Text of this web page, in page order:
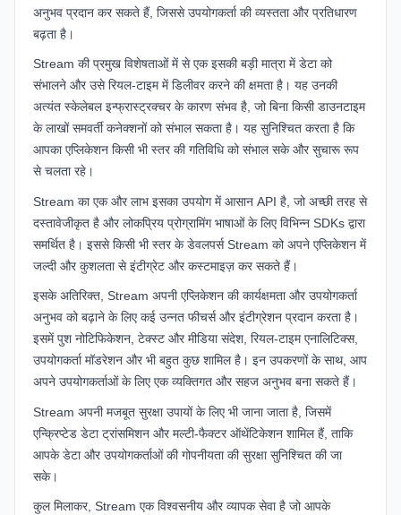
अनुभव प्रदान कर सकते हैं, जिससे उपयोगकर्ता की व्यस्तता और प्रतिधारण
बढ़ता है।
Stream की प्रमुख विशेषताओं में से एक इसकी बड़ी मात्रा में डेटा को
संभालने और उसे रियल-टाइम में डिलीवर करने की क्षमता है। यह उनकी
अत्यंत स्केलेबल इन्फ्रास्ट्रक्चर के कारण संभव है, जो बिना किसी डाउनटाइम
के लाखों समवर्ती कनेक्शनों को संभाल सकता है। यह सुनिश्चित करता है कि
आपका एप्लिकेशन किसी भी स्तर की गतिविधि को संभाल सके और सुचारू रूप
से चलता रहे।
Stream का एक और लाभ इसका उपयोग में आसान API है, जो अच्छी तरह से
दस्तावेजीकृत है और लोकप्रिय प्रोग्रामिंग भाषाओं के लिए विभिन्न SDKs द्वारा
समर्थित है। इससे किसी भी स्तर के डेवलपर्स Stream को अपने एप्लिकेशन में
जल्दी और कुशलता से इंटीग्रेट और कस्टमाइज़ कर सकते हैं।
इसके अतिरिक्त, Stream अपनी एप्लिकेशन की कार्यक्षमता और उपयोगकर्ता
अनुभव को बढ़ाने के लिए कई उन्नत फीचर्स और इंटीग्रेशन प्रदान करता है।
इसमें पुश नोटिफिकेशन, टेक्स्ट और मीडिया संदेश, रियल-टाइम एनालिटिक्स,
उपयोगकर्ता मॉडरेशन और भी बहुत कुछ शामिल है। इन उपकरणों के साथ, आप
अपने उपयोगकर्ताओं के लिए एक व्यक्तिगत और सहज अनुभव बना सकते हैं।
Stream अपनी मजबूत सुरक्षा उपायों के लिए भी जाना जाता है, जिसमें
एन्क्रिप्टेड डेटा ट्रांसमिशन और मल्टी-फैक्टर ऑथेंटिकेशन शामिल हैं, ताकि
आपके डेटा और उपयोगकर्ताओं की गोपनीयता की सुरक्षा सुनिश्चित की जा
सके।
कुल मिलाकर, Stream एक विश्वसनीय और व्यापक सेवा है जो आपके